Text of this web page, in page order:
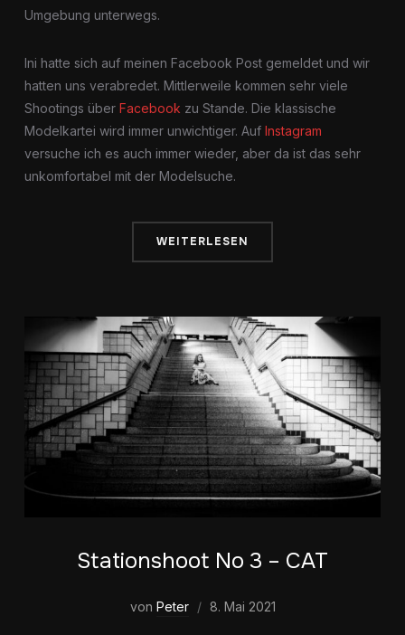
Umgebung unterwegs.
Ini hatte sich auf meinen Facebook Post gemeldet und wir
hatten uns verabredet. Mittlerweile kommen sehr viele
Shootings über Facebook zu Stande. Die klassische
Modelkartei wird immer unwichtiger. Auf Instagram
versuche ich es auch immer wieder, aber da ist das sehr
unkomfortabel mit der Modelsuche.
WEITERLESEN
Stationshoot No 3 – CAT
von Peter 8. Mai 2021